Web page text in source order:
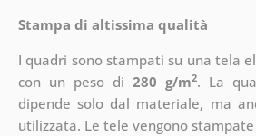
Stampa di altissima qualità
I quadri sono stampati su una tela
con un peso di 280 g/m2. La
dipende solo dal materiale, ma
utilizzata. Le tele vengono